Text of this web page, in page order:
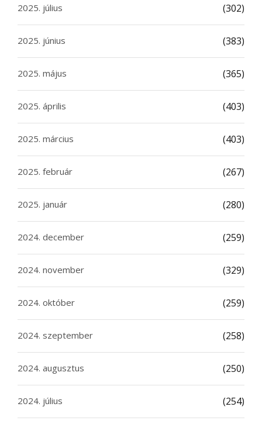
2025. július (302)
2025. június (383)
2025. május (365)
2025. április (403)
2025. március (403)
2025. február (267)
2025. január (280)
2024. december (259)
2024. november (329)
2024. október (259)
2024. szeptember (258)
2024. augusztus (250)
2024. július (254)